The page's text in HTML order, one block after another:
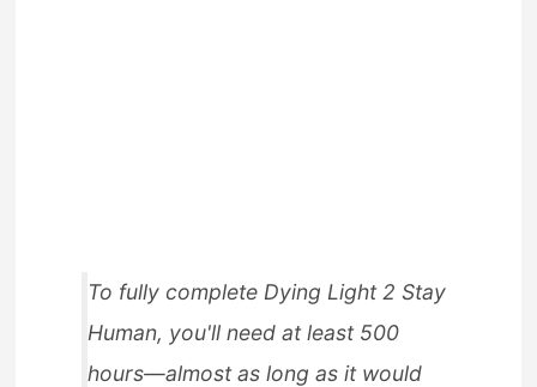
To fully complete Dying Light 2 Stay
Human, you'll need at least 500
hours—almost as long as it would